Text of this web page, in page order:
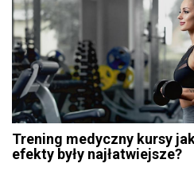
Trening medyczny kursy
efekty były najłatwiejsze?